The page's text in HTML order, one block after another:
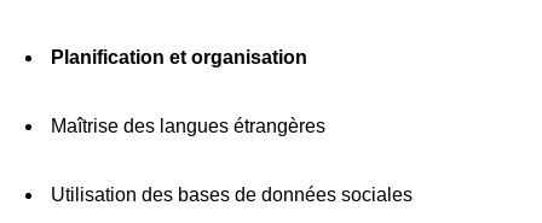
Planification et organisation
Maîtrise des langues étrangères
Utilisation des bases de données sociales